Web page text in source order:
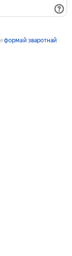
формай зваротнай